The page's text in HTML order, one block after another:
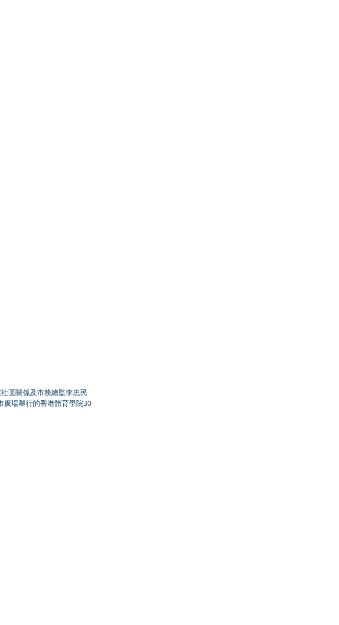
區關係及市務總監李忠民
廣場舉行的香港體育學院30